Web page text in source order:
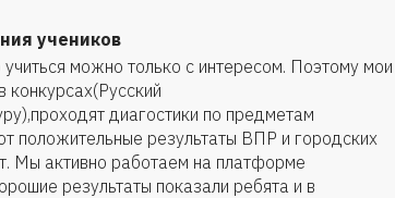
учеников
можно только с интересом. Поэтому мои
конкурсах(Русский
диагостики по предметам
положительные результаты ВПР и городских
Мы активно работаем на платформе
результаты показали ребята и в